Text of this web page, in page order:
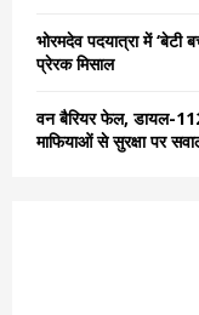
भोरमदेव पदयात्रा में
प्रेरक मिसाल
वन बैरियर फेल, डायल-
माफियाओं से सुरक्षा पर